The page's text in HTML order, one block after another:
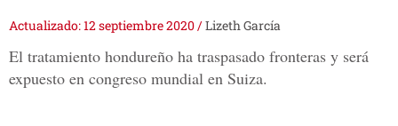
Actualizado: 12 septiembre 2020/Lizeth García
El tratamiento hondureño ha traspasado fronteras y será
expuesto en congreso mundial en Suiza.